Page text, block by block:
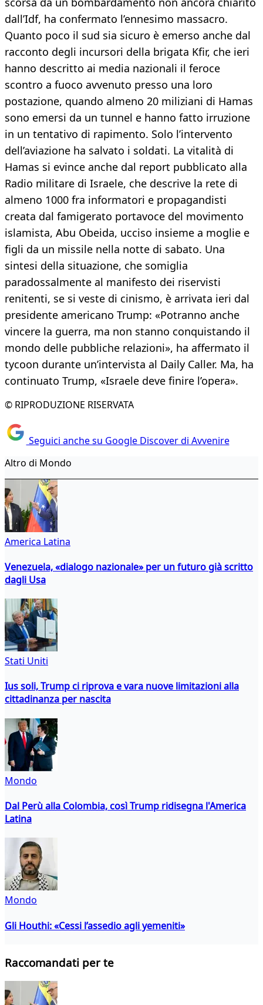
dall’Idf, ha confermato l’ennesimo massacro.
Quanto poco il sud sia sicuro è emerso anche dal
racconto degli incursori della brigata Kfir, che ieri
hanno descritto ai media nazionali il feroce
scontro a fuoco avvenuto presso una loro
postazione, quando almeno 20 miliziani di Hamas
sono emersi da un tunnel e hanno fatto irruzione
in un tentativo di rapimento. Solo l’intervento
dell’aviazione ha salvato i soldati. La vitalità di
Hamas si evince anche dal report pubblicato alla
Radio militare di Israele, che descrive la rete di
almeno 1000 fra informatori e propagandisti
creata dal famigerato portavoce del movimento
islamista, Abu Obeida, ucciso insieme a moglie e
figli da un missile nella notte di sabato. Una
sintesi della situazione, che somiglia
paradossalmente al manifesto dei riservisti
renitenti, se si veste di cinismo, è arrivata ieri dal
presidente americano Trump: «Potranno anche
vincere la guerra, ma non stanno conquistando il
mondo delle pubbliche relazioni», ha affermato il
tycoon durante un’intervista al Daily Caller. Ma, ha
continuato Trump, «Israele deve finire l’opera».
© RIPRODUZIONE RISERVATA
Seguici anche su Google Discover di Avvenire
Altro di Mondo
America Latina
Venezuela, «dialogo nazionale» per un futuro già scritto
dagli Usa
Stati Uniti
Ius soli, Trump ci riprova e vara nuove limitazioni alla
cittadinanza per nascita
Mondo
Dal Perù alla Colombia, così Trump ridisegna l'America
Latina
Mondo
Gli Houthi: «Cessi l’assedio agli yemeniti»
Raccomandati per te